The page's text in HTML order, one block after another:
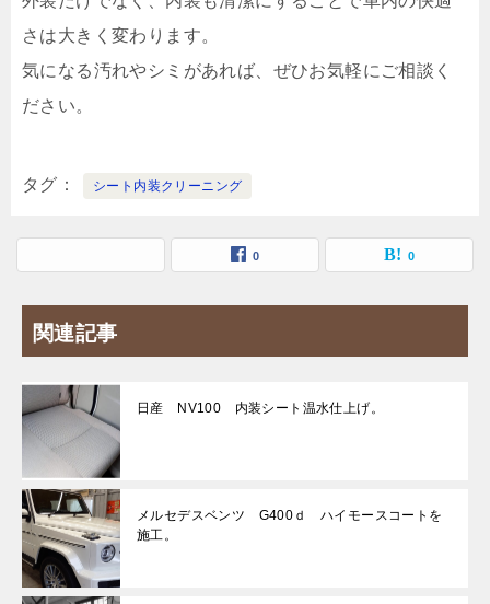
さは大きく変わります。
気になる汚れやシミがあれば、ぜひお気軽にご相談く
ださい。
タグ シート内装クリーニング
0 0
関連記事
日産 NV100 内装シート温水仕上げ。
メルセデスベンツ G400ｄ ハイモースコートを
施工。